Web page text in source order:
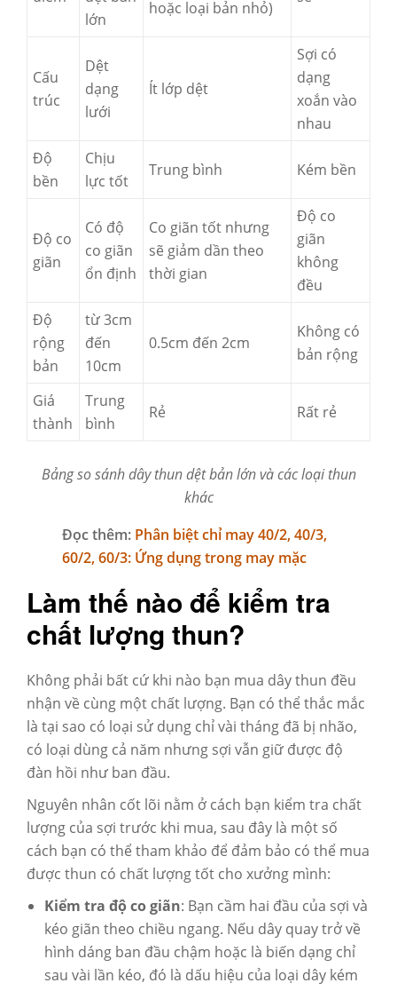
lớn
hoặc loại bản nhỏ)
Cấu
trúc
Dệt
dạng
lưới
Ít lớp dệt
Sợi có
dạng
xoắn vào
nhau
Độ
bền
Chịu
lực tốt
Trung bình Kém bền
Độ co
giãn
Có độ
co giãn
ổn định
Co giãn tốt nhưng
sẽ giảm dần theo
thời gian
Độ co
giãn
không
đều
Độ
rộng
bản
từ 3cm
đến
10cm
0.5cm đến 2cm
Không có
bản rộng
Giá
thành
Trung
bình
Rẻ Rất rẻ
Bảng so sánh dây thun dệt bản lớn và các loại thun
khác
Đọc thêm: Phân biệt chỉ may 40/2, 40/3,
60/2, 60/3: Ứng dụng trong may mặc
Làm thế nào để kiểm tra
chất lượng thun?
Không phải bất cứ khi nào bạn mua dây thun đều
nhận về cùng một chất lượng. Bạn có thể thắc mắc
là tại sao có loại sử dụng chỉ vài tháng đã bị nhão,
có loại dùng cả năm nhưng sợi vẫn giữ được độ
đàn hồi như ban đầu.
Nguyên nhân cốt lõi nằm ở cách bạn kiểm tra chất
lượng của sợi trước khi mua, sau đây là một số
cách bạn có thể tham khảo để đảm bảo có thể mua
được thun có chất lượng tốt cho xưởng mình:
Kiểm tra độ co giãn: Bạn cầm hai đầu của sợi và
kéo giãn theo chiều ngang. Nếu dây quay trở về
hình dáng ban đầu chậm hoặc là biến dạng chỉ
sau vài lần kéo, đó là dấu hiệu của loại dây kém